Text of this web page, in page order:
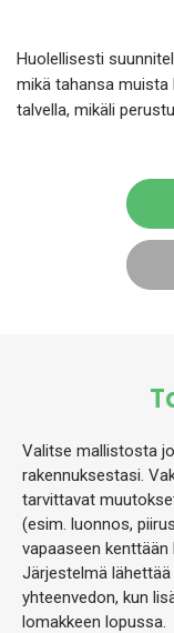
Huolellisesti
mikä tahansa
talvella, mikäli
Valitse mallistosta
rakennuksestasi.
tarvittavat
(esim. luonnos,
vapaaseen
Järjestelmä
yhteenvedon, kun
lomakkeen lopussa.